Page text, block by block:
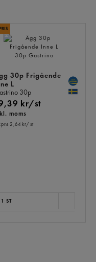
30p Frigående
L
30p
kr/st
moms
2,64 kr/ st
1 ST